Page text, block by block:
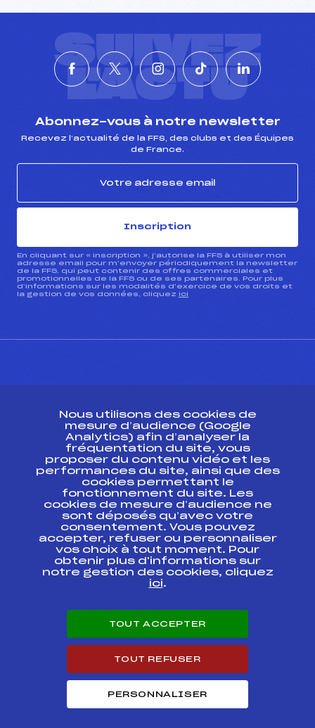
SUIVEZ
L'ACTU
Abonnez-vous à notre newsletter
Recevez l’actualité de la FFS, des clubs et des Équipes
de France.
Inscription
En cliquant sur « inscription », j’autorise la FFS à utiliser mon
adresse email pour m’envoyer périodiquement la newsletter
de la FFS, qui peut contenir des offres commerciales et
promotionnelles de la FFS ou de ses partenaires. Pour plus
d’informations sur les modalités d’exercice de vos droits et
la gestion de vos données, cliquez ici
ESPACE PRESSE
Ressources
Pass’Neige
Projet sportif fédéral
Projet de performance fédéral
Antidopage
Pôle Développement, Formation, Suivi
Scientifique
Listes ministérielles
Pôle vie de l’athlète
Carrières
Nous utilisons des cookies de
mesure d’audience (Google
Analytics) afin d’analyser la
fréquentation du site, vous
proposer du contenu vidéo et les
performances du site, ainsi que des
cookies permettant le
fonctionnement du site. Les
cookies de mesure d’audience ne
sont déposés qu’avec votre
consentement. Vous pouvez
accepter, refuser ou personnaliser
vos choix à tout moment. Pour
obtenir plus d'informations sur
notre gestion des cookies, cliquez
ici.
TOUT ACCEPTER
TOUT REFUSER
PERSONNALISER